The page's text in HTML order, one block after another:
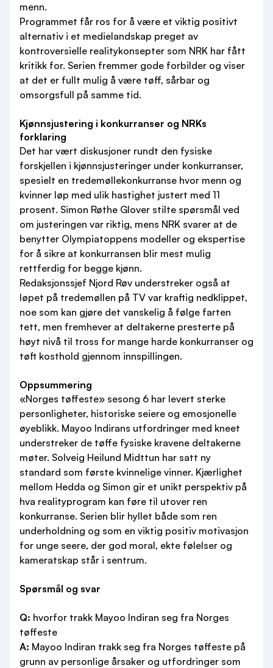
menn.
Programmet får ros for å være et viktig positivt
alternativ i et medielandskap preget av
kontroversielle realitykonsepter som NRK har fått
kritikk for. Serien fremmer gode forbilder og viser
at det er fullt mulig å være tøff, sårbar og
omsorgsfull på samme tid.
Kjønnsjustering i konkurranser og NRKs
forklaring
Det har vært diskusjoner rundt den fysiske
forskjellen i kjønnsjusteringer under konkurranser,
spesielt en tredemøllekonkurranse hvor menn og
kvinner løp med ulik hastighet justert med 11
prosent. Simon Røthe Glover stilte spørsmål ved
om justeringen var riktig, mens NRK svarer at de
benytter Olympiatoppens modeller og ekspertise
for å sikre at konkurransen blir mest mulig
rettferdig for begge kjønn.
Redaksjonssjef Njord Røv understreker også at
løpet på tredemøllen på TV var kraftig nedklippet,
noe som kan gjøre det vanskelig å følge farten
tett, men fremhever at deltakerne presterte på
høyt nivå til tross for mange harde konkurranser og
tøft kosthold gjennom innspillingen.
Oppsummering
«Norges tøffeste» sesong 6 har levert sterke
personligheter, historiske seiere og emosjonelle
øyeblikk. Mayoo Indirans utfordringer med kneet
understreker de tøffe fysiske kravene deltakerne
møter. Solveig Heilund Midttun har satt ny
standard som første kvinnelige vinner. Kjærlighet
mellom Hedda og Simon gir et unikt perspektiv på
hva realityprogram kan føre til utover ren
konkurranse. Serien blir hyllet både som ren
underholdning og som en viktig positiv motivasjon
for unge seere, der god moral, ekte følelser og
kameratskap står i sentrum.
Spørsmål og svar
Q: hvorfor trakk Mayoo Indiran seg fra Norges
tøffeste
A: Mayoo Indiran trakk seg fra Norges tøffeste på
grunn av personlige årsaker og utfordringer som